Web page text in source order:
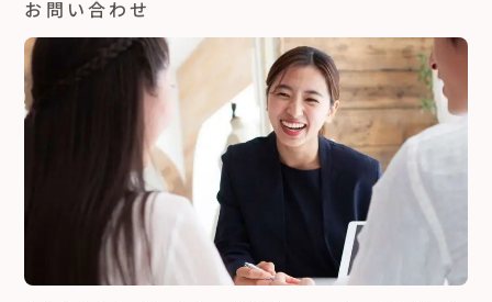
お問い合わせ